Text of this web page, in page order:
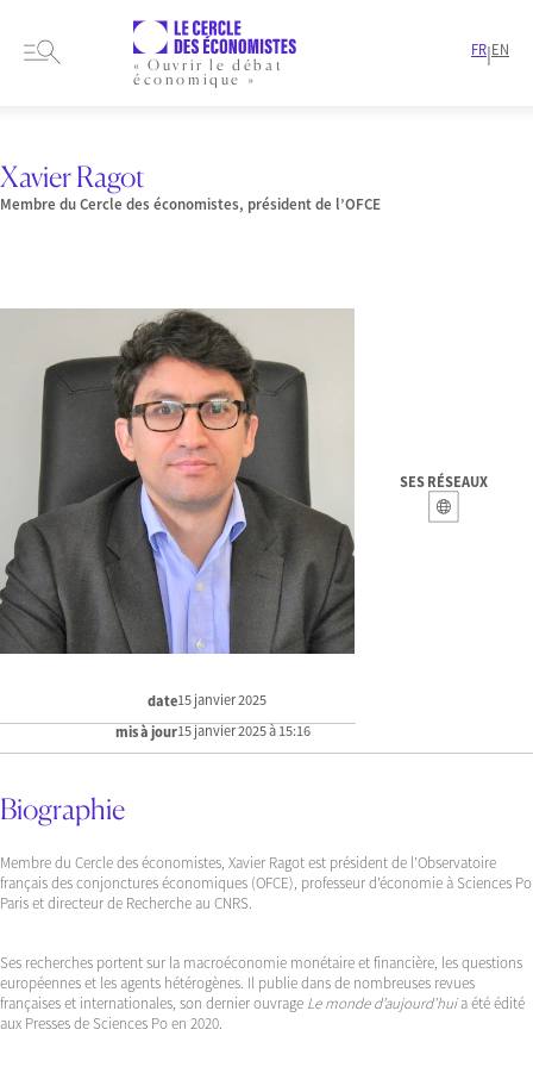
« Ouvrir le débat
économique »
FR|EN
Xavier Ragot
Membre du Cercle des économistes, président de l’OFCE
SES RÉSEAUX
date15 janvier 2025
mis à jour15 janvier 2025 à 15:16
Biographie
Membre du Cercle des économistes, Xavier Ragot est président de l’Observatoire
français des conjonctures économiques (OFCE), professeur d’économie à Sciences Po
Paris et directeur de Recherche au CNRS.
Ses recherches portent sur la macroéconomie monétaire et financière, les questions
européennes et les agents hétérogènes. Il publie dans de nombreuses revues
françaises et internationales, son dernier ouvrage Le monde d’aujourd’huia été édité
aux Presses de Sciences Po en 2020.